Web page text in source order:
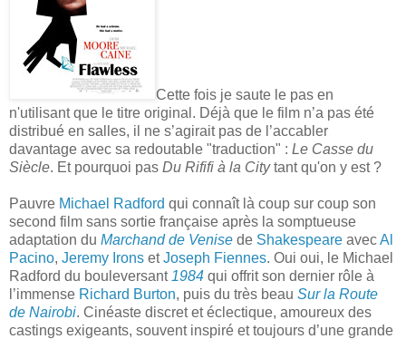
Cette fois je saute le pas en
n'utilisant que le titre original. Déjà que le film n’a pas été
distribué en salles, il ne s’agirait pas de l’accabler
davantage avec sa redoutable "traduction" : Le Casse du
Siècle. Et pourquoi pas Du Rififi à la Citytant qu'on y est ?
Pauvre Michael Radford qui connaît là coup sur coup son
second film sans sortie française après la somptueuse
adaptation du Marchand de Venise de Shakespeare avecAl
Pacino, Jeremy Irons etJoseph Fiennes. Oui oui, le Michael
Radford du bouleversant 1984 qui offrit son dernier rôle à
l’immense Richard Burton, puis du très beau Sur la Route
de Nairobi. Cinéaste discret et éclectique, amoureux des
castings exigeants, souvent inspiré et toujours d’une grande